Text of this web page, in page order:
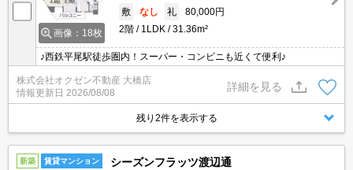
画像：18枚
敷
なし 礼
80,000円
2階
1LDK 31.36m²
♪西鉄平尾駅徒歩圏内！スーパー・コンビニも近くて便利♪
株式会社オクゼン不動産 大橋店
情報更新日 2026/08/08
詳細を見る
残り2件を表示する
新築 賃貸マンション シーズンフラッツ渡辺通